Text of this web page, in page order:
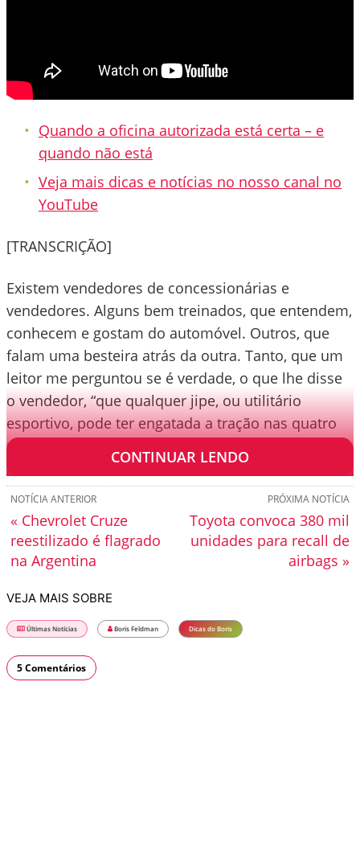
Quando a oficina autorizada está certa – e
quando não está
Veja mais dicas e notícias no nosso canal no
YouTube
[TRANSCRIÇÃO]
Existem vendedores de concessionárias e
vendedores. Alguns bem treinados, que entendem,
conhecem e gostam do automóvel. Outros, que
falam uma besteira atrás da outra. Tanto, que um
leitor me perguntou se é verdade, o que lhe disse
o vendedor, “que qualquer jipe, ou utilitário
esportivo, pode ter engatada a tração nas quatro
rodas, tanto no barro quanto no asfalto”.
CONTINUAR LENDO
PRÓXIMA NOTÍCIA
Toyota convoca 380 mil
unidades para recall de
airbags »
NOTÍCIA ANTERIOR
« Chevrolet Cruze
reestilizado é flagrado
na Argentina
VEJA MAIS SOBRE
Últimas Notícias Boris Feldman Dicas do Boris
5 Comentários